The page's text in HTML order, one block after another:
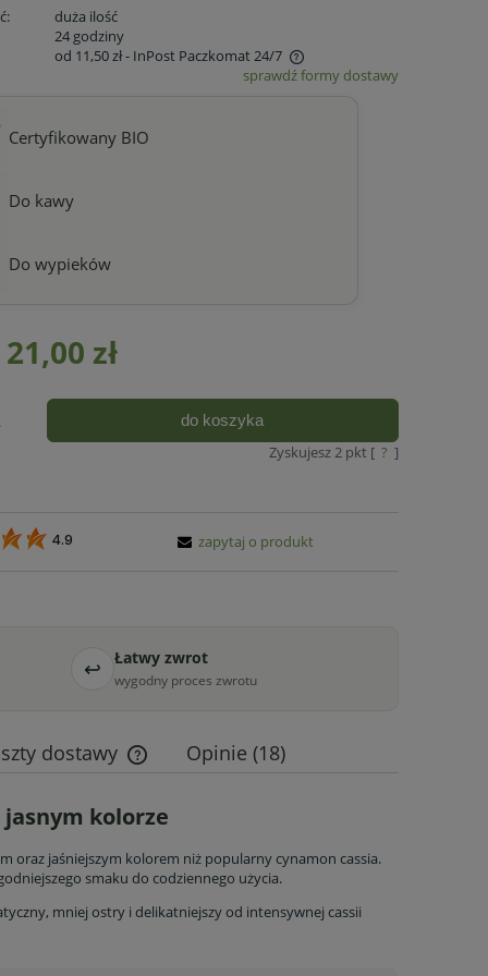
duża ilość
24 godziny
od 11,50 zł- InPost Paczkomat 24/7
sprawdź formy dostawy
Certyfikowany BIO
Do kawy
Do wypieków
21,00 zł
do koszyka
Zyskujesz2pkt [ ? ]
4.9 zapytaj o produkt
↩ Łatwy zwrot
wygodny proces zwrotu
dostawy
Cena nie zawiera ewentualnych kosztów
płatności
Opinie (18)
kolorze
oraz jaśniejszym kolorem niż popularny cynamon cassia.
smaku do codziennego użycia.
mniej ostry i delikatniejszy od intensywnej cassii